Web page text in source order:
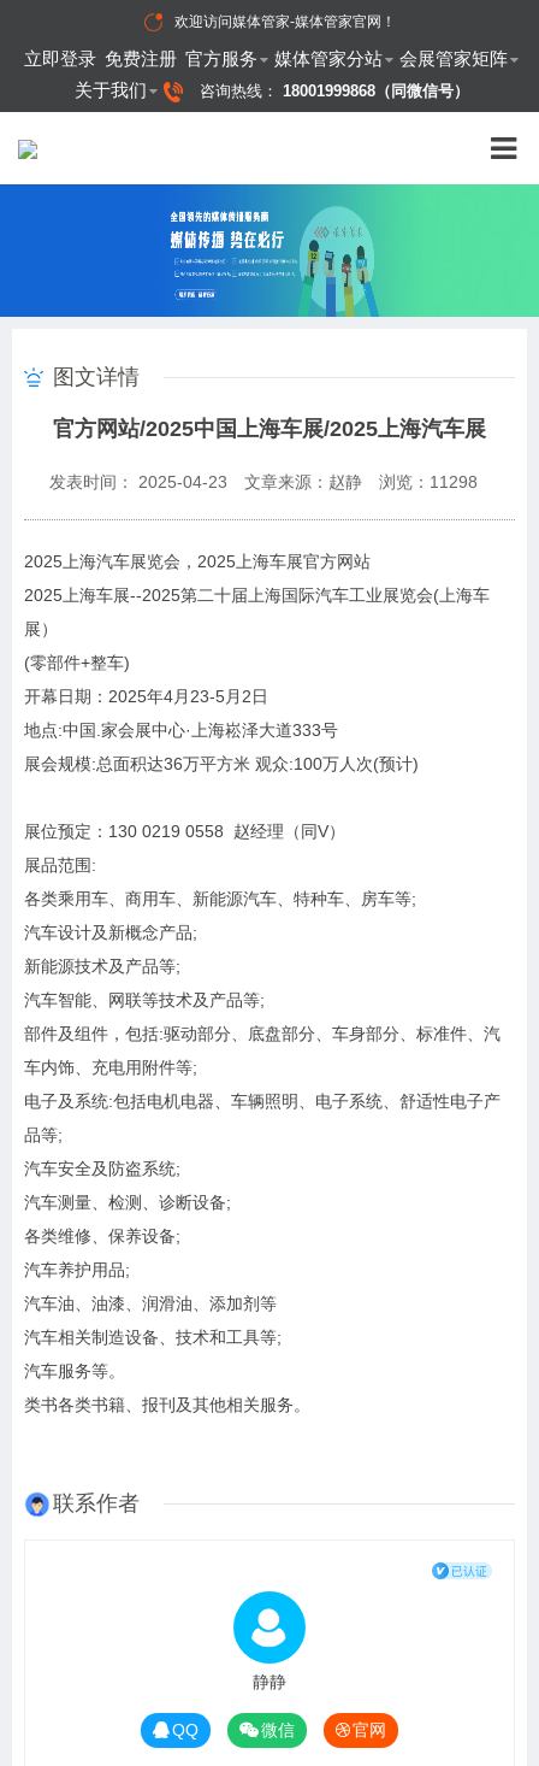
欢迎访问媒体管家-媒体管家官网 ！
立即登录 免费注册 官方服务 媒体管家分站
会展管家矩阵
关于我们
咨询热线： 18001999868（同微信号）
图文详情
官方网站/2025中国上海车展/2025上海汽车展
发表时间： 2025-04-23 文章来源：赵静 浏览： 11298
2025上海汽车展览会，2025上海车展官方网站
2025上海车展--2025第二十届上海国际汽车工业展览会(上海车
展）
(零部件+整车)
开幕日期：2025年4月23-5月2日
地点:中国.家会展中心·上海崧泽大道333号
展会规模:总面积达36万平方米 观众:100万人次(预计)
展位预定：130 0219 0558 赵经理（同V）
展品范围:
各类乘用车、商用车、新能源汽车、特种车、房车等;
汽车设计及新概念产品;
新能源技术及产品等;
汽车智能、网联等技术及产品等;
部件及组件，包括:驱动部分、底盘部分、车身部分、标准件、汽
车内饰、充电用附件等;
电子及系统:包括电机电器、车辆照明、电子系统、舒适性电子产
品等;
汽车安全及防盗系统;
汽车测量、检测、诊断设备;
各类维修、保养设备;
汽车养护用品;
汽车油、油漆、润滑油、添加剂等
汽车相关制造设备、技术和工具等;
汽车服务等。
类书各类书籍、报刊及其他相关服务。
联系作者
静静
QQ 微信 官网